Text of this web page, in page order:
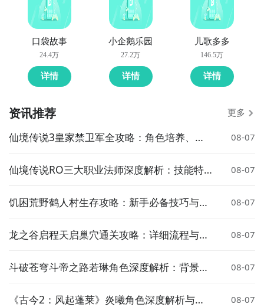
口袋故事
24.4万
详情
小企鹅乐园
27.2万
详情
儿歌多多
146.5万
详情
资讯推荐 更多
仙境传说3皇家禁卫军全攻略：角色培养、技
08-07
仙境传说RO三大职业法师深度解析：技能特
08-07
饥困荒野鹤人村生存攻略：新手必备技巧与资
08-07
龙之谷启程天启巢穴通关攻略：详细流程与技
08-07
斗破苍穹斗帝之路若琳角色深度解析：背景、
08-07
《古今2：风起蓬莱》炎曦角色深度解析与实
08-07